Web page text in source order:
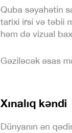
Quba səyahətin
tarixi irsi və təbii
həm də vizual
Gəziləcək əsas
Xınalıq kəndi
Dünyanın ən